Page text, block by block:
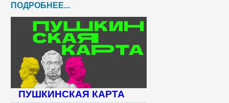
ПОДРОБНЕЕ...
ПУШКИНСКАЯ КАРТА